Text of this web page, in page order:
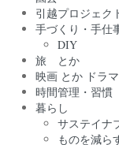
引越プロジェク
手づくり・手仕
DIY
旅 とか
映画 とか ドラ
時間管理・習慣
暮らし
サステイナ
ものを減ら